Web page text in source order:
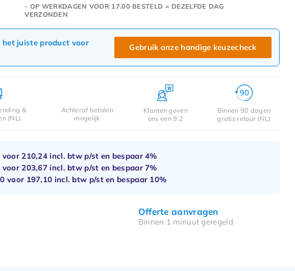
- OP WERKDAGEN VOOR 17.00 BESTELD = DEZELFDE DAG
VERZONDEN
het juiste product voor
Gebruik onze handige keuzecheck
&
(NL)
Achteraf betalen
mogelijk
Klanten geven
ons een 9.2
Binnen 90 dagen
gratis retour (NL)
voor210,24 incl. btw p/st en bespaar4%
voor203,67 incl. btw p/st en bespaar7%
voor 197,10 incl. btw p/st en bespaar 10%
Offerte aanvragen
Binnen 1 minuut geregeld